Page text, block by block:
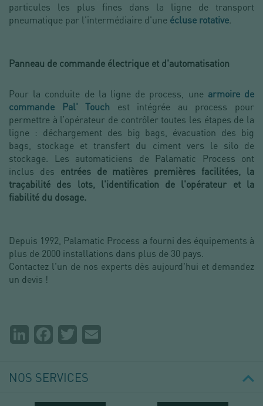
particules les plus fines dans la ligne de transport
pneumatique par l'intermédiaire d'une écluse rotative.
Panneau de commande électrique et d'automatisation
Pour la conduite de la ligne de process, une armoire de
commande Pal' Touch est intégrée au process pour
permettre à l’opérateur de contrôler toutes les étapes de la
ligne : déchargement des big bags, évacuation des big
bags, stockage et transfert du ciment vers le silo de
stockage. Les automaticiens de Palamatic Process ont
inclus des entrées de matières premières facilitées, la
traçabilité des lots, l'identification de l'opérateur et la
fiabilité du dosage.
Depuis 1992, Palamatic Process a fourni des équipements à
plus de 2000 installations dans plus de 30 pays.
Contactez l'un de nos experts dès aujourd'hui et demandez
un devis !
Partager
page
LinkedInFacebookTwitter
NOS SERVICES